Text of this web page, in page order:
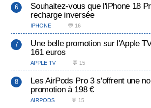
Souhaitez-vous que l'iPhone 18
recharge inversée
IPHONE 💬 16
Une belle promotion sur l'Apple
161 euros
APPLE TV 💬 15
Les AirPods Pro 3 s'offrent une
promotion à 198 €
AIRPODS 💬 15